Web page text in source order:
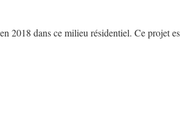
2018 dans ce milieu résidentiel. Ce projet